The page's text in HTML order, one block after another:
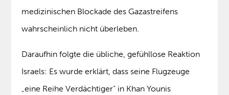
medizinischen Blockade des Gazastreifens
wahrscheinlich nicht überleben.
Daraufhin folgte die übliche, gefühllose Reaktion
Israels: Es wurde erklärt, dass seine Flugzeuge
„eine Reihe Verdächtiger“ in Khan Younis